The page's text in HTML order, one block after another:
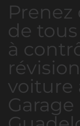
de
à
voiture